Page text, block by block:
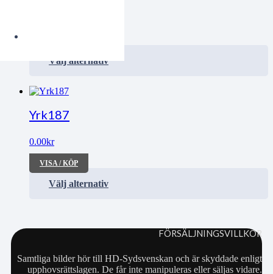
Välj alternativ
Yrk187
0.00kr
VISA / KÖP
Välj alternativ
FÖRSÄLJNINGSVILLKOR
Samtliga bilder hör till HD-Sydsvenskan och är skyddade enligt
upphovsrättslagen. De får inte manipuleras eller säljas vidare.